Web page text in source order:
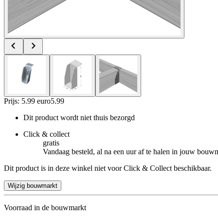
Prijs: 5.99 euro5.99
Dit product wordt niet thuis bezorgd
Click & collect
gratis
Vandaag besteld, al na een uur af te halen in jouw
Dit product is in deze winkel niet voor Click & Collect beschikbaar.
Wijzig bouwmarkt
Voorraad in de bouwmarkt